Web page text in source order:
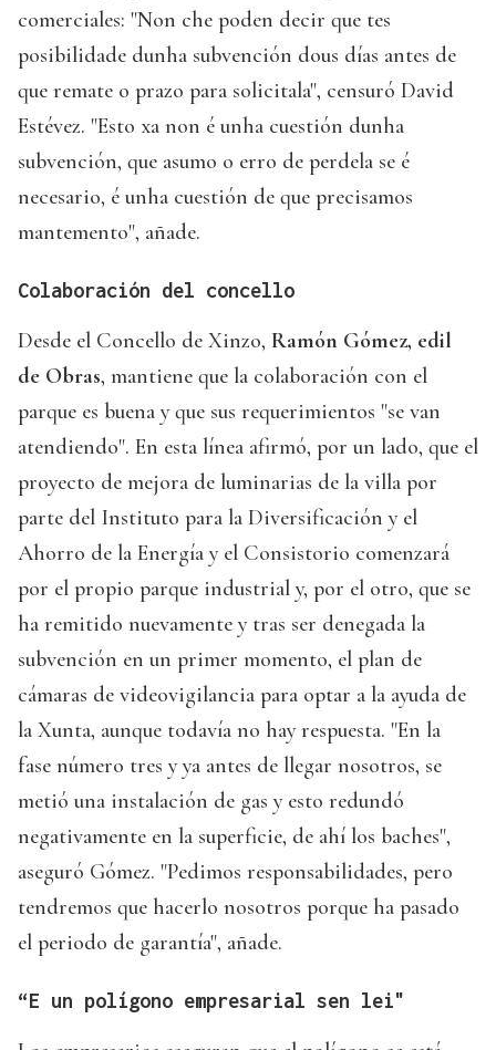
comerciales: "Non che poden decir que tes
posibilidade dunha subvención dous días antes de
que remate o prazo para solicitala", censuró David
Estévez. "Esto xa non é unha cuestión dunha
subvención, que asumo o erro de perdela se é
necesario, é unha cuestión de que precisamos
mantemento", añade.
Colaboración del concello
Desde el Concello de Xinzo, Ramón Gómez, edil
de Obras, mantiene que la colaboración con el
parque es buena y que sus requerimientos "se van
atendiendo". En esta línea afirmó, por un lado, que el
proyecto de mejora de luminarias de la villa por
parte del Instituto para la Diversificación y el
Ahorro de la Energía y el Consistorio comenzará
por el propio parque industrial y, por el otro, que se
ha remitido nuevamente y tras ser denegada la
subvención en un primer momento, el plan de
cámaras de videovigilancia para optar a la ayuda de
la Xunta, aunque todavía no hay respuesta. "En la
fase número tres y ya antes de llegar nosotros, se
metió una instalación de gas y esto redundó
negativamente en la superficie, de ahí los baches",
aseguró Gómez. "Pedimos responsabilidades, pero
tendremos que hacerlo nosotros porque ha pasado
el periodo de garantía", añade.
“E un polígono empresarial sen lei"